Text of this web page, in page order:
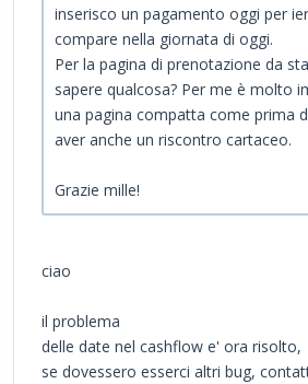
inserisco un pagamento oggi per
compare nella giornata di oggi.
Per la pagina di prenotazione da
sapere qualcosa? Per me è molto
una pagina compatta come prima
aver anche un riscontro cartaceo.
Grazie mille!
ciao
il problema
delle date nel cashflow e' ora risolto,
se dovessero esserci altri bug,